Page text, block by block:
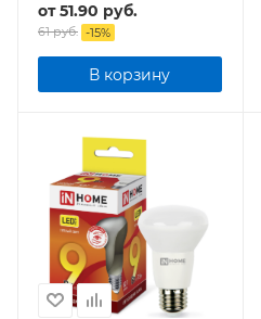
от51.90 руб.
61 руб. -15%
В корзину